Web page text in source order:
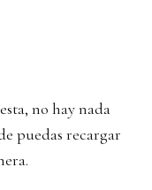
no hay nada
puedas recargar